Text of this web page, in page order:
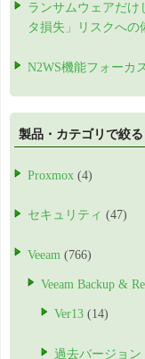
ランサムウェアだけ
タ損失」リスクへの
N2WS機能フォーカ
製品・カテゴリで絞る
Proxmox (4)
セキュリティ (47)
Veeam (766)
Veeam Backup &
Ver13 (14)
過去バージョン